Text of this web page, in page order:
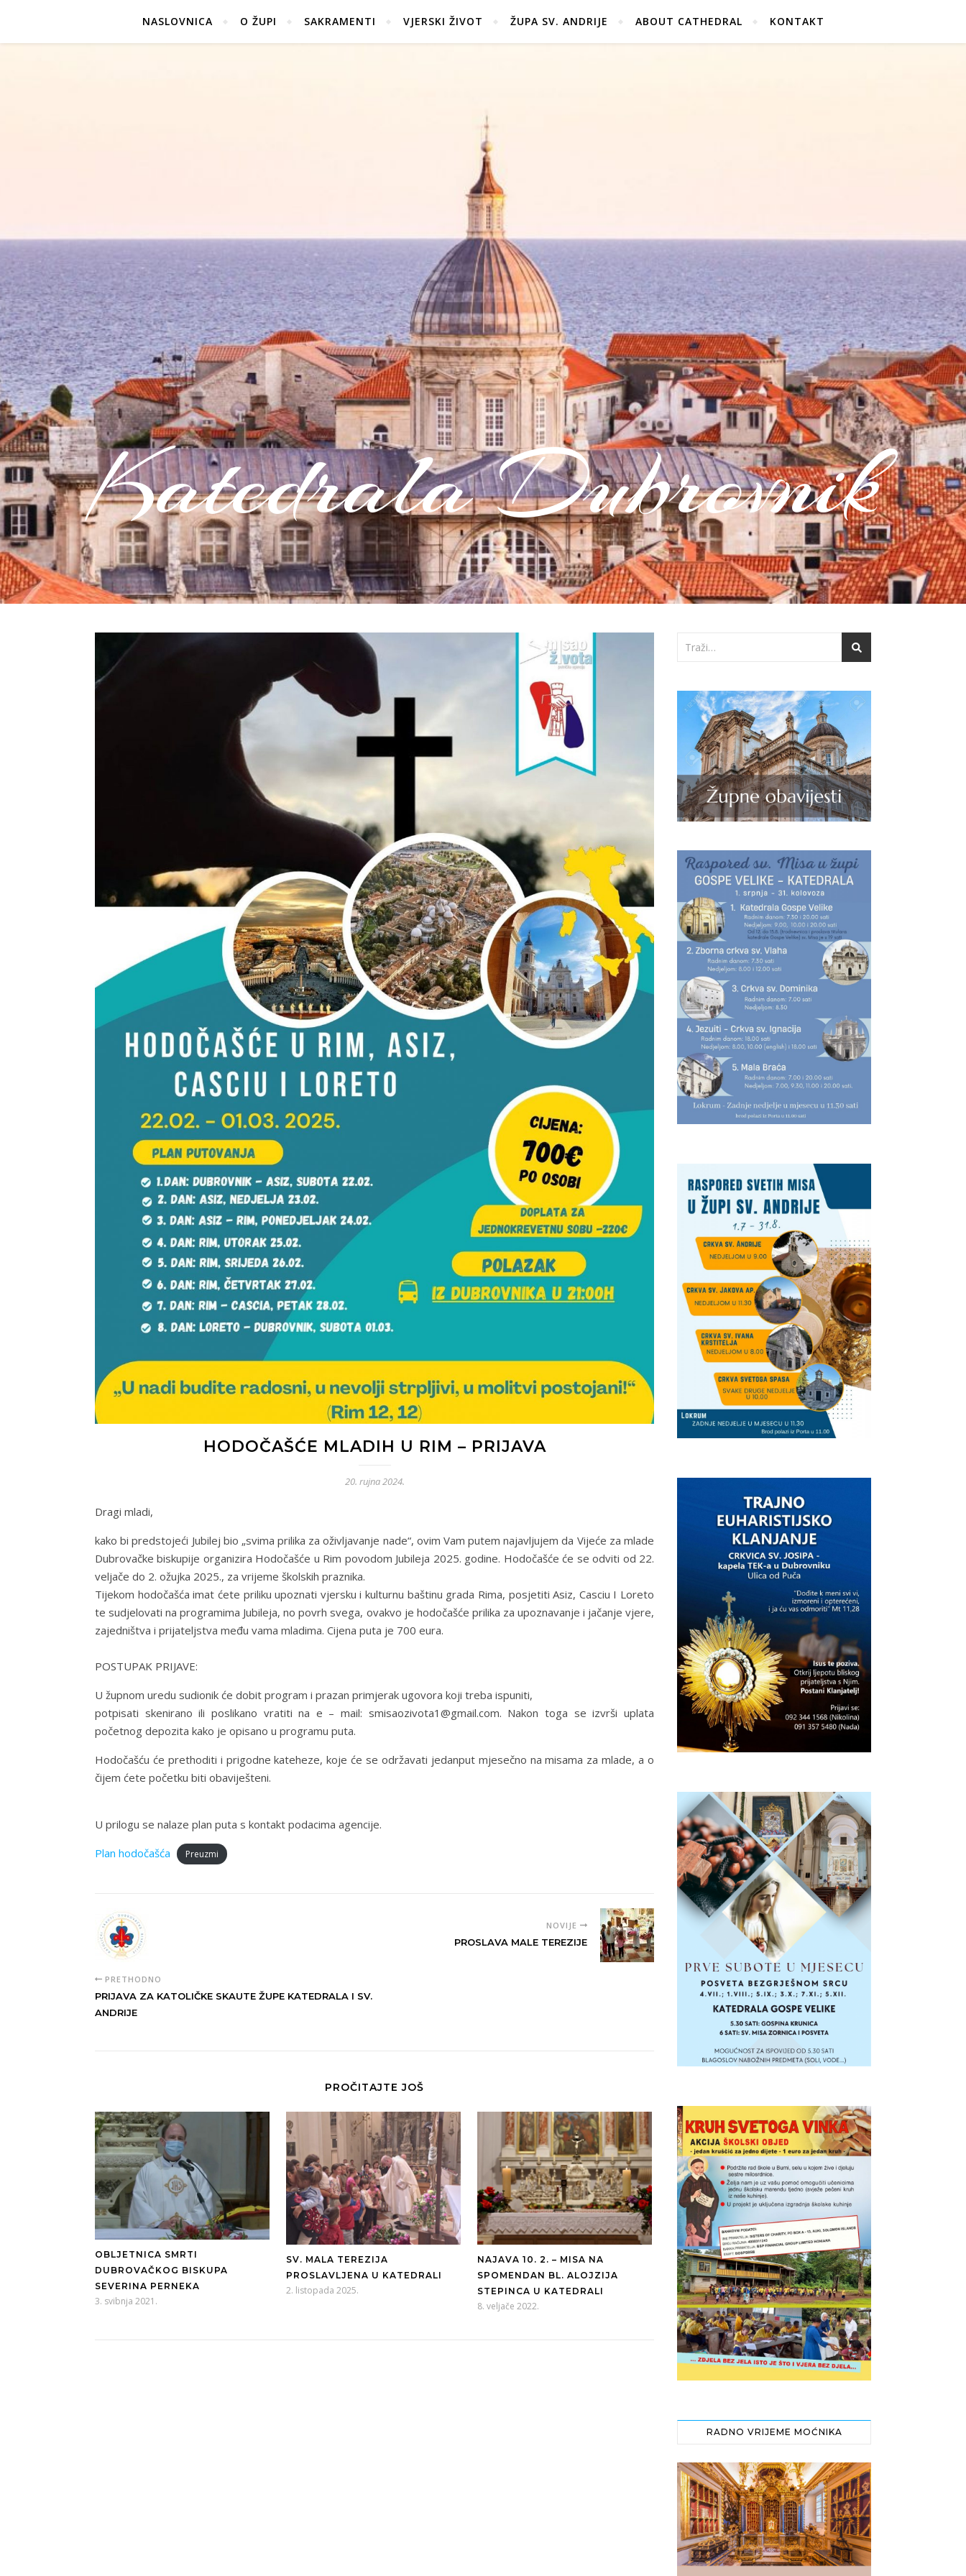
NASLOVNICA O ŽUPI SAKRAMENTI VJERSKI ŽIVOT ŽUPA SV. ANDRIJE ABOUT CATHEDRAL KONTAKT
Katedrala Dubrovnik
HODOČAŠĆE MLADIH U RIM – PRIJAVA
20. rujna 2024.
Dragi mladi,
kako bi predstojeći Jubilej bio „svima prilika za oživljavanje nade“, ovim Vam putem najavljujem da Vijeće za mlade
Dubrovačke biskupije organizira Hodočašće u Rim povodom Jubileja 2025. godine. Hodočašće će se odviti od 22.
veljače do 2. ožujka 2025., za vrijeme školskih praznika.
Tijekom hodočašća imat ćete priliku upoznati vjersku i kulturnu baštinu grada Rima, posjetiti Asiz, Casciu I Loreto
te sudjelovati na programima Jubileja, no povrh svega, ovakvo je hodočašće prilika za upoznavanje i jačanje vjere,
zajedništva i prijateljstva među vama mladima. Cijena puta je 700 eura.
POSTUPAK PRIJAVE:
U župnom uredu sudionik će dobit program i prazan primjerak ugovora koji treba ispuniti,
potpisati skenirano ili poslikano vratiti na e – mail: smisaozivota1@gmail.com. Nakon toga se izvrši uplata
početnog depozita kako je opisano u programu puta.
Hodočašću će prethoditi i prigodne kateheze, koje će se održavati jedanput mjesečno na misama za mlade, a o
čijem ćete početku biti obaviješteni.
U prilogu se nalaze plan puta s kontakt podacima agencije.
Plan hodočašća
Preuzmi
PRETHODNO
PRIJAVA ZA KATOLIČKE SKAUTE ŽUPE KATEDRALA I SV.
ANDRIJE
NOVIJE
PROSLAVA MALE TEREZIJE
PROČITAJTE JOŠ
OBLJETNICA SMRTI
DUBROVAČKOG BISKUPA
SEVERINA PERNEKA
3. svibnja 2021.
SV. MALA TEREZIJA
PROSLAVLJENA U KATEDRALI
2. listopada 2025.
NAJAVA 10. 2. – MISA NA
SPOMENDAN BL. ALOJZIJA
STEPINCA U KATEDRALI
8. veljače 2022.
RADNO VRIJEME MOĆNIKA